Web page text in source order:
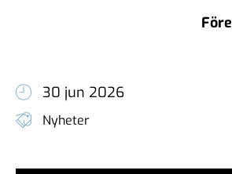
30 jun 2026
Nyheter